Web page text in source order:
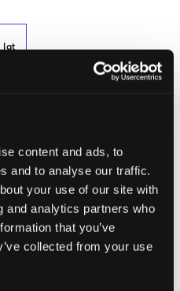
content and ads, to
and to analyse our traffic.
your use of our site with
and analytics partners who
that you’ve
collected from your use
lat